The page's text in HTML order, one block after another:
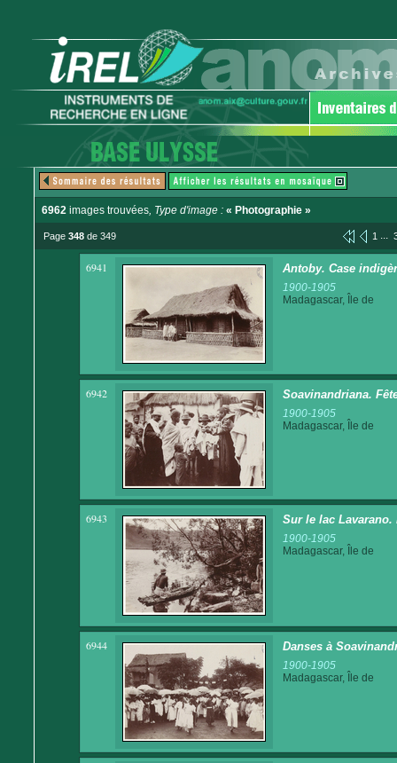
6962 images trouvées, Type d'image : « Photographie »
Page 348 de 349 1 ...
6941 Antoby. Case
1900-1905
Madagascar, Île de
6942 Soavinandriana.
1900-1905
Madagascar, Île de
6943 Sur le lac Lavarano.
1900-1905
Madagascar, Île de
6944 Danses à
1900-1905
Madagascar, Île de